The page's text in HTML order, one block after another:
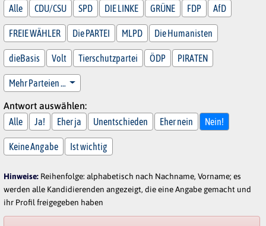
Alle
CDU/CSU SPD DIE LINKE GRÜNE FDP AfD
FREIE WÄHLER Die PARTEI MLPD Die Humanisten
dieBasis Volt Tierschutzpartei ÖDP PIRATEN
Mehr Parteien …
Antwort auswählen:
Alle
Ja! Eher ja Unentschieden Eher nein Nein!
Keine Angabe Ist wichtig
Hinweise: Reihenfolge: alphabetisch nach Nachname, Vorname; es
werden alle Kandidierenden angezeigt, die eine Angabe gemacht und
ihr Profil freigegeben haben